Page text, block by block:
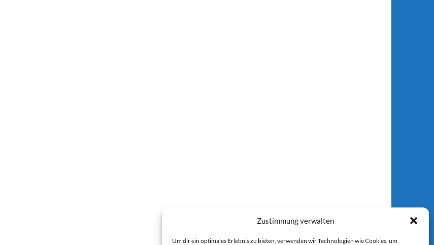
Zustimmung verwalten
Um dir ein optimales Erlebnis zu bieten, verwenden wir Technologien wie Cookies, um